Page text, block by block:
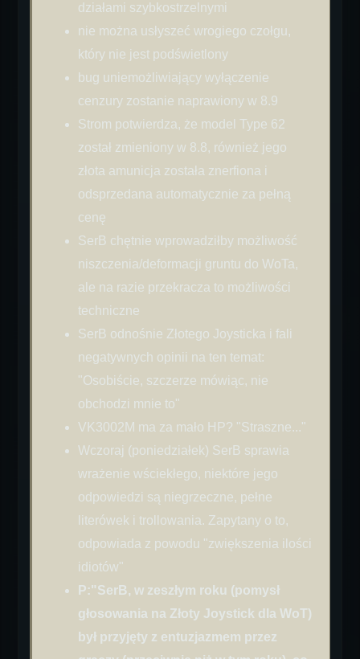
działami szybkostrzelnymi
nie można usłyszeć wrogiego czołgu,
który nie jest podświetlony
bug uniemożliwiający wyłączenie
cenzury zostanie naprawiony w 8.9
Strom potwierdza, że model Type 62
został zmieniony w 8.8, również jego
złota amunicja została znerfiona i
odsprzedana automatycznie za pełną
cenę
SerB chętnie wprowadziłby możliwość
niszczenia/deformacji gruntu do WoTa,
ale na razie przekracza to możliwości
techniczne
SerB odnośnie Złotego Joysticka i fali
negatywnych opinii na ten temat:
"Osobiście, szczerze mówiąc, nie
obchodzi mnie to"
VK3002M ma za mało HP? "Straszne..."
Wczoraj (poniedziałek) SerB sprawia
wrażenie wściekłego, niektóre jego
odpowiedzi są niegrzeczne, pełne
literówek i trollowania. Zapytany o to,
odpowiada z powodu "zwiększenia ilości
idiotów"
P:"SerB, w zeszłym roku (pomysł
głosowania na Złoty Joystick dla WoT)
był przyjęty z entuzjazmem przez